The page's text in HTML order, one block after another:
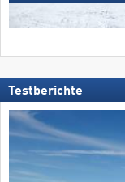
Testberichte